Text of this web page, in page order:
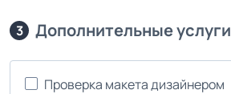
3 Дополнительные услуги
Проверка макета дизайнером